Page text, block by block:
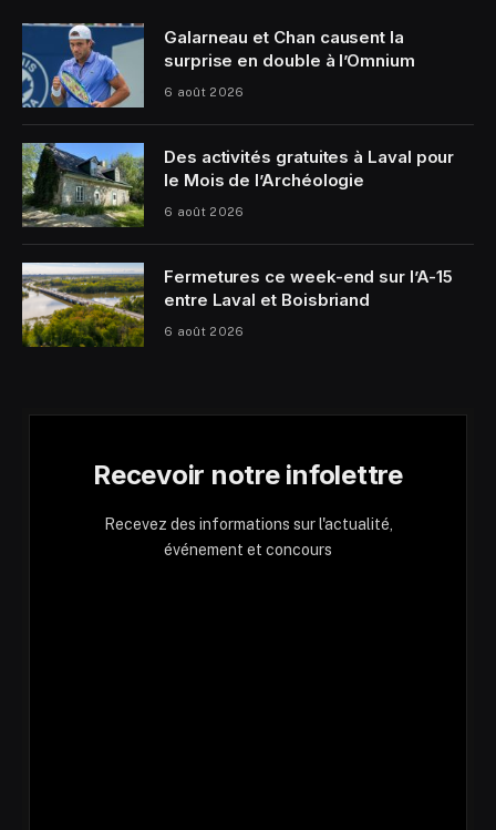
Galarneau et Chan causent la
surprise en double à l’Omnium
6 août 2026
Des activités gratuites à Laval pour
le Mois de l’Archéologie
6 août 2026
Fermetures ce week-end sur l’A-15
entre Laval et Boisbriand
6 août 2026
Recevoir notre infolettre
Recevez des informations sur l'actualité,
événement et concours